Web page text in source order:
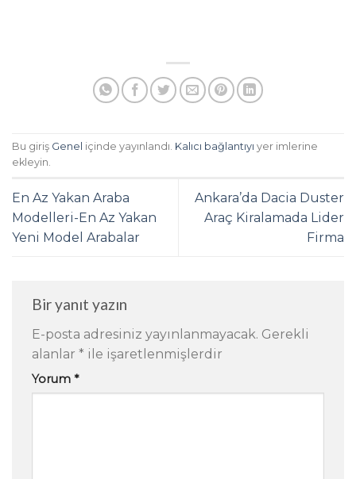
Bu giriş Genel içinde yayınlandı. Kalıcı bağlantıyı yer imlerine
ekleyin.
En Az Yakan Araba
Modelleri-En Az Yakan
Yeni Model Arabalar
Ankara’da Dacia Duster
Araç Kiralamada Lider
Firma
Bir yanıt yazın
E-posta adresiniz yayınlanmayacak. Gerekli
alanlar * ile işaretlenmişlerdir
Yorum *